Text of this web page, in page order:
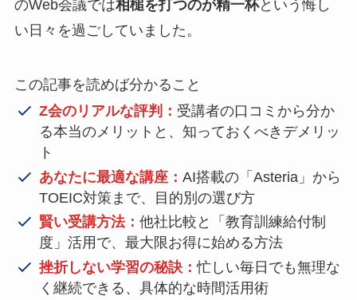
のWeb会議では相槌を打つのが精一杯という悔し
い日々を過ごしていました。
この記事を読めば分かること
Z会のリアルな評判： 受講者の口コミから分か
る本当のメリットと、知っておくべきデメリッ
ト
あなたに最適な講座：AI搭載の「Asteria」から
TOEIC対策まで、目的別の選び方
賢い受講方法：他社比較と「教育訓練給付制
度」活用で、最大限お得に始める方法
挫折しない学習の秘訣：忙しい毎日でも無理な
く継続できる、具体的な時間活用術